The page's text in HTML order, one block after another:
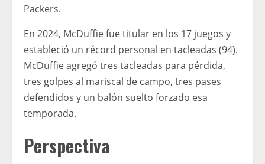
Packers.
En 2024, McDuffie fue titular en los 17 juegos y
estableció un récord personal en tacleadas (94).
McDuffie agregó tres tacleadas para pérdida,
tres golpes al mariscal de campo, tres pases
defendidos y un balón suelto forzado esa
temporada.
Perspectiva